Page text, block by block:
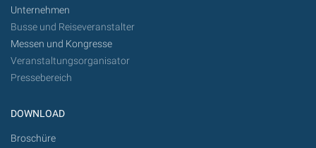
Unternehmen
Busse und Reiseveranstalter
Messen und Kongresse
Veranstaltungsorganisator
Pressebereich
DOWNLOAD
Broschüre